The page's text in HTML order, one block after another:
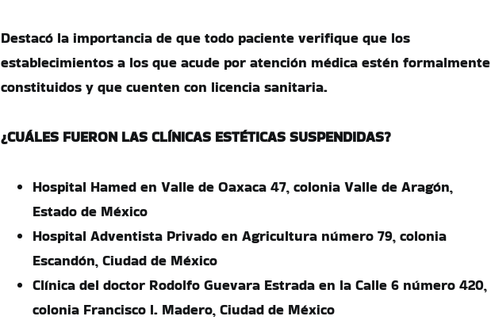
Destacó la importancia de que todo paciente verifique que los
establecimientos a los que acude por atención médica estén formalmente
constituidos y que cuenten con licencia sanitaria.
¿CUÁLES FUERON LAS CLÍNICAS ESTÉTICAS SUSPENDIDAS?
Hospital Hamed en Valle de Oaxaca 47, colonia Valle de Aragón,
Estado de México
Hospital Adventista Privado en Agricultura número 79, colonia
Escandón, Ciudad de México
Clínica del doctor Rodolfo Guevara Estrada en la Calle 6 número 420,
colonia Francisco I. Madero, Ciudad de México